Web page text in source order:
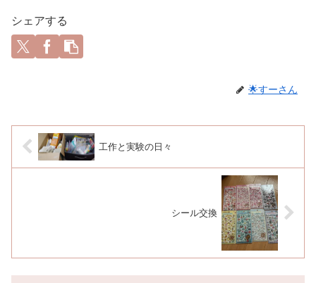
シェアする
🌟すーさん
工作と実験の日々
シール交換